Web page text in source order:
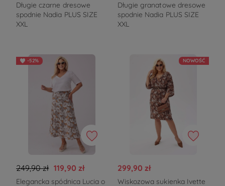
Długie czarne dresowe
spodnie Nadia PLUS SIZE
XXL
Długie granatowe dresowe
spodnie Nadia PLUS SIZE
XXL
-52%
249,90 zł 119,90 zł
Elegancka spódnica Lucia o
NOWOŚĆ
299,90 zł
Wiskozowa sukienka Ivette